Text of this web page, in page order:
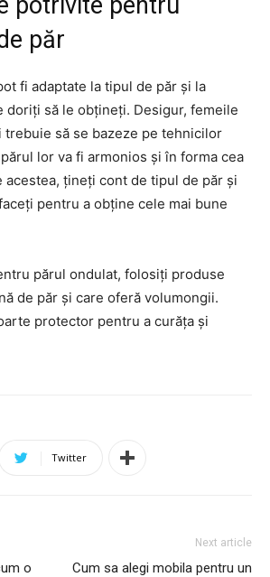
păr
fi adaptate la tipul de păr și la
doriți să le obțineți. Desigur, femeile
trebuie să se bazeze pe tehnicilor
lor va fi armonios și în forma cea
acestea, țineți cont de tipul de păr și
pentru a obține cele mai bune
părul ondulat, folosiți produse
de păr și care oferă volumongii.
protector pentru a curăța și
Twitter
o
Next article
Cum sa alegi mobila pentru un